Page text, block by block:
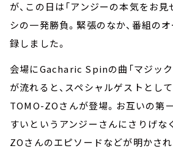
が、この日は「アンジーの本気をお見
シの一発勝負。緊張のなか、番組の
録しました。
会場にGacharic Spinの曲「マジック
が流れると、スペシャルゲストとし
TOMO-ZOさんが登場。お互いの第
すいというアンジーさんにさりげな
ZOさんのエピソードなどが明かされ